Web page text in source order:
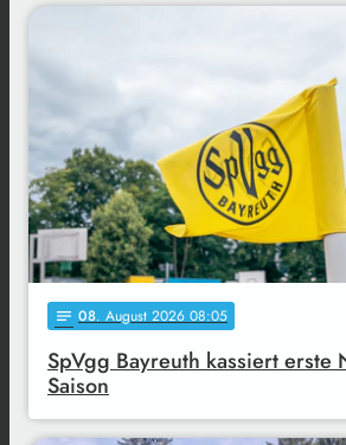
notes 08. August 2026 08:05
SpVgg Bayreuth kassiert
Saison